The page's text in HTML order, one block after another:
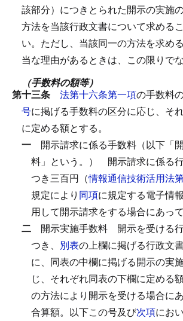
該部分）につきとられた開示の実施
方法を当該行政文書について求める
い。 ただし、当該同一の方法を求め
当な理由があるときは、この限りでな
（手数料の額等）
第十三条 法第十六条第一項の手数料の
号に掲げる手数料の区分に応じ、そ
に定める額とする。
一 開示請求に係る手数料（以下「
料」という。）
開示請求に係る
つき三百円（情報通信技術活用法
規定により 同項に規定する電子情
用して開示請求をする場合にあっ
二 開示実施手数料
開示を受ける
つき、 別表の上欄に掲げる行政文
に、同表の中欄に掲げる開示の実
じ、それぞれ同表の下欄に定める
の方法により開示を受ける場合に
合算額。以下この号及び次項にお